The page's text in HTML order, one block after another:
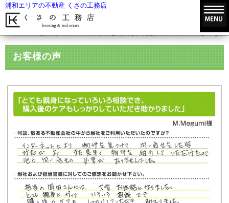
浦和エリアの不動産 くさの工務店
とても親
お客様の声